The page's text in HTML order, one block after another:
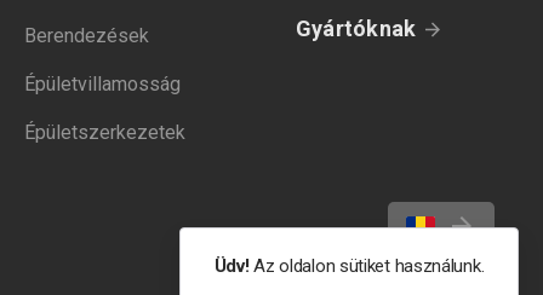
Berendezések
Épületvillamosság
Épületszerkezetek
Gyártóknak
Üdv!Az oldalon sütiket használunk.